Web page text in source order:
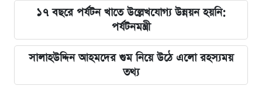
১৭ বছরে পর্যটন খাতে উল্লেখযোগ্য উন্নয়ন হয়নি:
পর্যটনমন্ত্রী
সালাহউদ্দিন আহমদের গুম নিয়ে উঠে এলো রহস্যময়
তথ্য